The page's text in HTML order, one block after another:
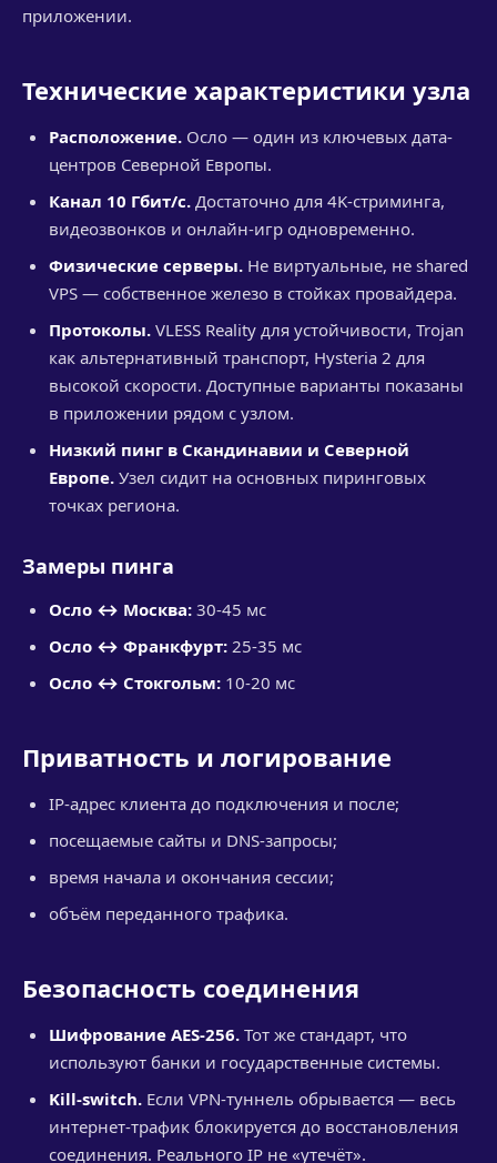
приложении.
Технические характеристики узла
Расположение. Осло — один из ключевых дата-
центров Северной Европы.
Канал 10 Гбит/с. Достаточно для 4K-стриминга,
видеозвонков и онлайн-игр одновременно.
Физические серверы. Не виртуальные, не shared
VPS — собственное железо в стойках провайдера.
Протоколы. VLESS Reality для устойчивости, Trojan
как альтернативный транспорт, Hysteria 2 для
высокой скорости. Доступные варианты показаны
в приложении рядом с узлом.
Низкий пинг в Скандинавии и Северной
Европе. Узел сидит на основных пиринговых
точках региона.
Замеры пинга
Осло ↔ Москва: 30-45 мс
Осло ↔ Франкфурт: 25-35 мс
Осло ↔ Стокгольм: 10-20 мс
Приватность и логирование
IP-адрес клиента до подключения и после;
посещаемые сайты и DNS-запросы;
время начала и окончания сессии;
объём переданного трафика.
Безопасность соединения
Шифрование AES-256. Тот же стандарт, что
используют банки и государственные системы.
Kill-switch. Если VPN-туннель обрывается — весь
интернет-трафик блокируется до восстановления
соединения. Реального IP не «утечёт».